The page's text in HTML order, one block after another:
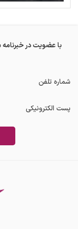
با عضویت در
شماره تلفن
پست الکترونیکی